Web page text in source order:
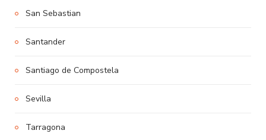
San Sebastian
Santander
Santiago de Compostela
Sevilla
Tarragona